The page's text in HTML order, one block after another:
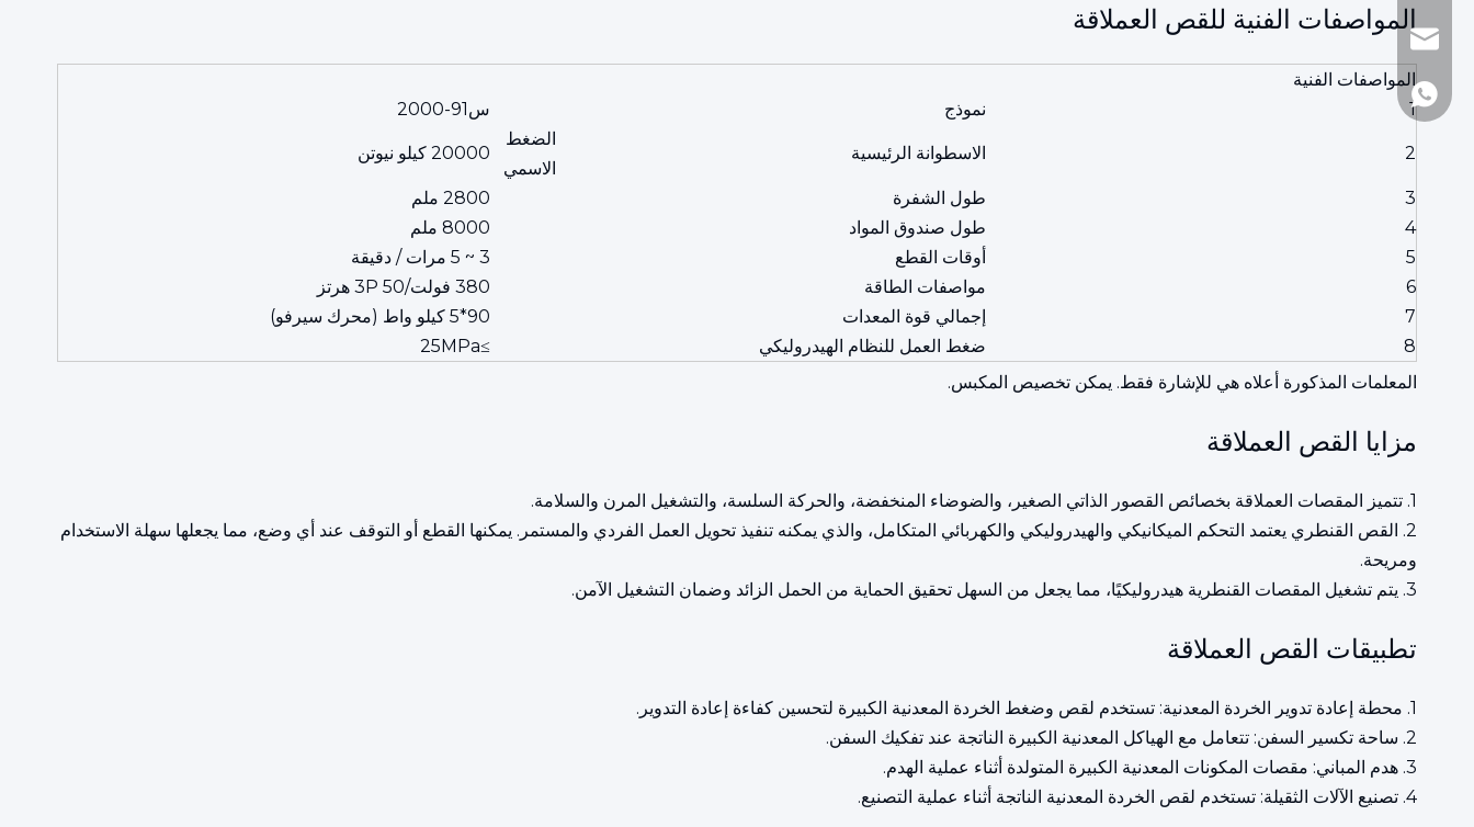
المواصفات الفنية للقص العملاقة
المواصفات الفنية
1
نموذج س91-2000
2 الاسطوانة الرئيسية
الضغط
الاسمي
20000 كيلو نيوتن
3 طول الشفرة
2800 ملم
4
طول صندوق المواد
8000 ملم
5
أوقات القطع
3 ~ 5 مرات / دقيقة
6
مواصفات الطاقة
380 فولت/3P 50 هرتز
7
إجمالي قوة المعدات
90*5 كيلو واط (محرك سيرفو)
8
ضغط العمل للنظام الهيدروليكي
≥25MPa
المعلمات المذكورة أعلاه هي للإشارة فقط. يمكن تخصيص المكبس.
مزايا القص العملاقة
1. تتميز المقصات العملاقة بخصائص القصور الذاتي الصغير، والضوضاء المنخفضة، والحركة السلسة، والتشغيل المرن والسلامة.
2. القص القنطري يعتمد التحكم الميكانيكي والهيدروليكي والكهربائي المتكامل، والذي يمكنه تنفيذ تحويل العمل الفردي والمستمر. يمكنها القطع أو التوقف عند أي وضع، مما يجعلها سهلة الاستخدام
ومريحة.
3. يتم تشغيل المقصات القنطرية هيدروليكيًا، مما يجعل من السهل تحقيق الحماية من الحمل الزائد وضمان التشغيل الآمن.
تطبيقات القص العملاقة
1. محطة إعادة تدوير الخردة المعدنية: تستخدم لقص وضغط الخردة المعدنية الكبيرة لتحسين كفاءة إعادة التدوير.
2. ساحة تكسير السفن: تتعامل مع الهياكل المعدنية الكبيرة الناتجة عند تفكيك السفن.
3. هدم المباني: مقصات المكونات المعدنية الكبيرة المتولدة أثناء عملية الهدم.
4. تصنيع الآلات الثقيلة: تستخدم لقص الخردة المعدنية الناتجة أثناء عملية التصنيع.
+86-510-
andy@js-
+86-